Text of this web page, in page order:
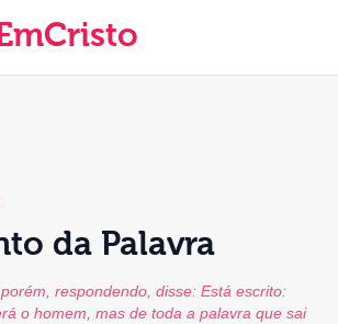
da Palavra
respondendo, disse: Está escrito:
o homem, mas de toda a palavra que sai